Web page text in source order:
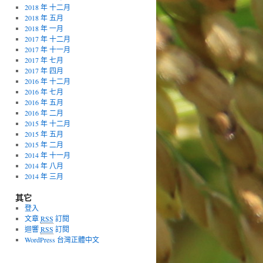
2018 年 十二月
2018 年 五月
2018 年 一月
2017 年 十二月
2017 年 十一月
2017 年 七月
2017 年 四月
2016 年 十二月
2016 年 七月
2016 年 五月
2016 年 二月
2015 年 十二月
2015 年 五月
2015 年 二月
2014 年 十一月
2014 年 八月
2014 年 三月
其它
登入
文章RSS 訂閱
迴響RSS 訂閱
WordPress 台灣正體中文